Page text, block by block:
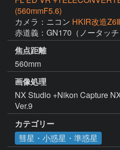
(560mmF5.6)
カメラ：ニコン HKIR改造
赤道義：GN170（ノータッチ
焦点距離
560mm
画像処理
NX Studio +Nikon Capture
Ver.9
カテゴリー
彗星・小惑星・準惑星